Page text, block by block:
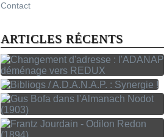
Contact
ARTICLES RÉCENTS